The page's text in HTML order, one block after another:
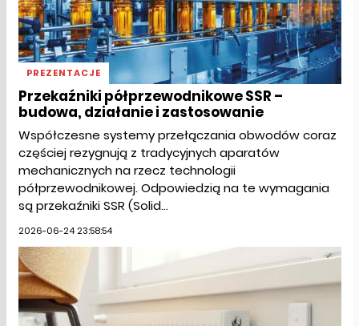
PREZENTACJE
Przekaźniki półprzewodnikowe SSR –
budowa, działanie i zastosowanie
Współczesne systemy przełączania obwodów coraz
częściej rezygnują z tradycyjnych aparatów
mechanicznych na rzecz technologii
półprzewodnikowej. Odpowiedzią na te wymagania
są przekaźniki SSR (Solid...
2026-06-24 23:58:54